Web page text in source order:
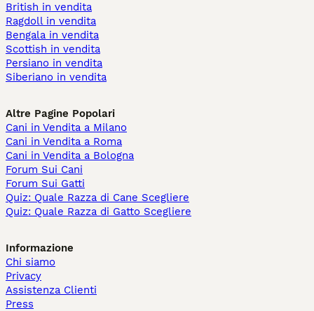
British in vendita
Ragdoll in vendita
Bengala in vendita
Scottish in vendita
Persiano in vendita
Siberiano in vendita
Altre Pagine Popolari
Cani in Vendita a Milano
Cani in Vendita a Roma
Cani in Vendita a Bologna
Forum Sui Cani
Forum Sui Gatti
Quiz: Quale Razza di Cane Scegliere
Quiz: Quale Razza di Gatto Scegliere
Informazione
Chi siamo
Privacy
Assistenza Clienti
Press